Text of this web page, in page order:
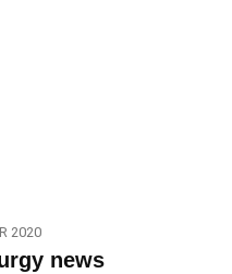
2020
news